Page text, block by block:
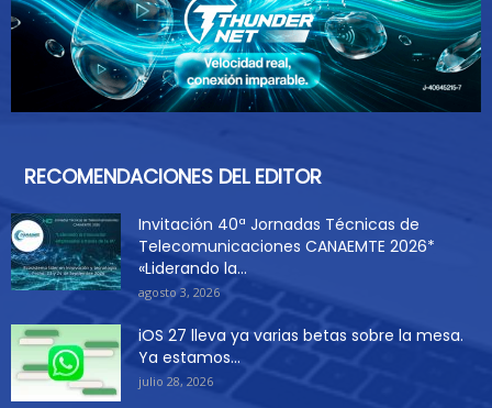
RECOMENDACIONES DEL EDITOR
Invitación 40ª Jornadas Técnicas de
Telecomunicaciones CANAEMTE 2026*
«Liderando la...
agosto 3, 2026
iOS 27 lleva ya varias betas sobre la mesa.
Ya estamos...
julio 28, 2026